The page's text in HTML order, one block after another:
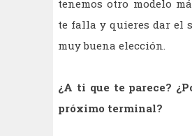
tenemos otro modelo
te falla y quieres dar el
muy buena elección.
¿A ti que te parece?
próximo terminal?